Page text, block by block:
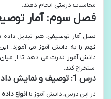
محاسبات درستی انجام دهند.
فصل سوم: آمار
فصل آمار توصیفی، هنر تبدیل داده
فهم را به دانش آموز می آموزد.
دانش آموز قدرت می دهد تا از میان
استخراج کند.
درس 1: توصیف و نمایش داده ها
در این درس، دانش آموز باانواع